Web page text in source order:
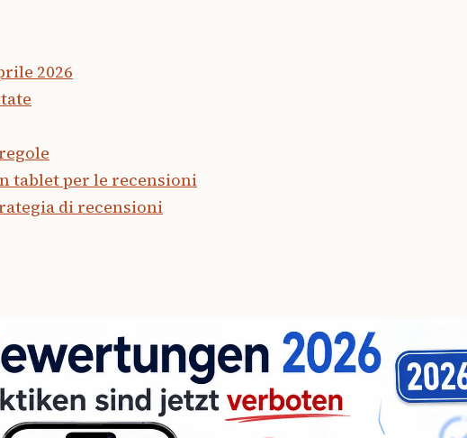
2026
tablet per le recensioni
di recensioni